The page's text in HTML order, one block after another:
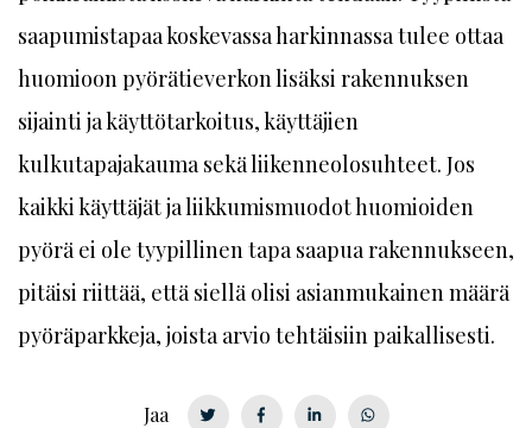
saapumistapaa koskevassa harkinnassa tulee ottaa
huomioon pyörätieverkon lisäksi rakennuksen
sijainti ja käyttötarkoitus, käyttäjien
kulkutapajakauma sekä liikenneolosuhteet. Jos
kaikki käyttäjät ja liikkumismuodot huomioiden
pyörä ei ole tyypillinen tapa saapua rakennukseen,
pitäisi riittää, että siellä olisi asianmukainen määrä
pyöräparkkeja, joista arvio tehtäisiin paikallisesti.
Jaa